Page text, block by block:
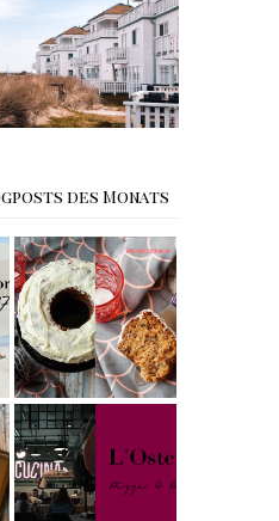
des Monats
Rezept |
Weltbester
Carrot Cake
mit Cream
Cheese
Frosting nach
Cynthia
Barcomi –
einfach &
saftig
My Berlin -
L'Osteria | The
Nina Edition